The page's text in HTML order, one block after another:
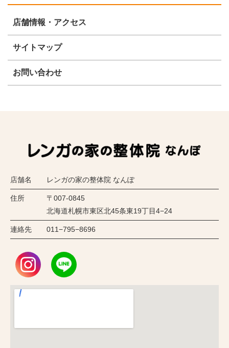
店舗情報・アクセス
サイトマップ
お問い合わせ
店舗名 レンガの家の整体院 なんぽ
住所
〒007-0845
北海道札幌市東区北45条東19丁目4−24
連絡先 011−795−8696